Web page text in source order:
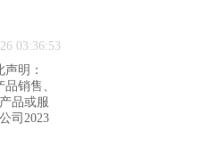
03:36:53
明：
销售、
品或服
司2023